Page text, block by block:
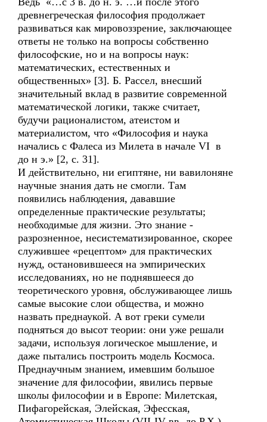
древнегреческая философия продолжает
развиваться как мировоззрение, заключающее
ответы не только на вопросы собственно
философские, но и на вопросы наук:
математических, естественных и
общественных» [3]. Б. Рассел, внесший
значительный вклад в развитие современной
математической логики, также считает,
будучи рационалистом, атеистом и
материалистом, что «Философия и наука
начались с Фалеса из Милета в начале VI в
до н э.» [2, с. 31].
И действительно, ни египтяне, ни вавилоняне
научные знания дать не смогли. Там
появились наблюдения, дававшие
определенные практические результаты;
необходимые для жизни. Это знание -
разрозненное, несистематизированное, скорее
служившее «рецептом» для практических
нужд, остановившееся на эмпирических
исследованиях, но не поднявшееся до
теоретического уровня, обслуживающее лишь
самые высокие слои общества, и можно
назвать преднаукой. А вот греки сумели
подняться до высот теории: они уже решали
задачи, используя логическое мышление, и
даже пытались построить модель Космоса.
Преднаучным знанием, имевшим большое
значение для философии, явились первые
школы философии и в Европе: Милетская,
Пифагорейская, Элейская, Эфесская,